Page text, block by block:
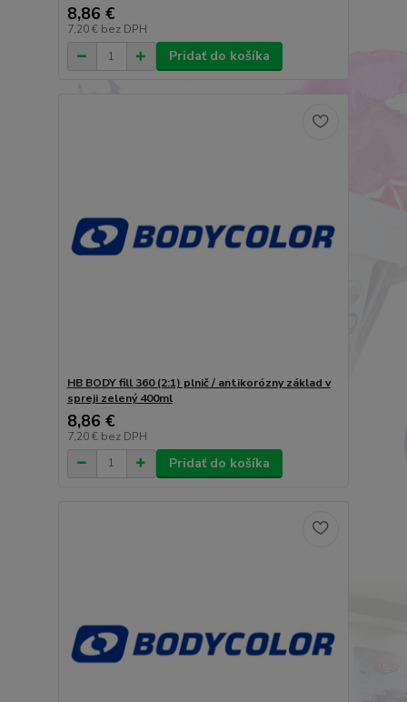
8,86 €
7,20 € bez DPH
Pridať do košíka
HB BODY fill 360 (2:1) plnič / antikorózny základ v
spreji zelený 400ml
8,86 €
7,20 € bez DPH
Pridať do košíka